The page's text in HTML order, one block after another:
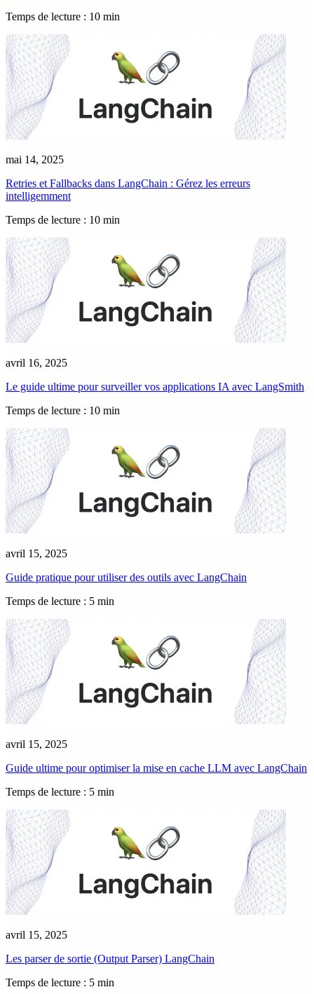
Temps de lecture : 10 min
mai 14, 2025
Retries et Fallbacks dans LangChain : Gérez les erreurs
intelligemment
Temps de lecture : 10 min
avril 16, 2025
Le guide ultime pour surveiller vos applications IA avec LangSmith
Temps de lecture : 10 min
avril 15, 2025
Guide pratique pour utiliser des outils avec LangChain
Temps de lecture : 5 min
avril 15, 2025
Guide ultime pour optimiser la mise en cache LLM avec LangChain
Temps de lecture : 5 min
avril 15, 2025
Les parser de sortie (Output Parser) LangChain
Temps de lecture : 5 min